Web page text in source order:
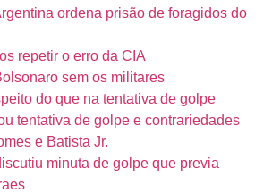
ordena prisão de foragidos do
repetir o erro da CIA
sem os militares
do que na tentativa de golpe
tentativa de golpe e contrariedades
e Batista Jr.
minuta de golpe que previa